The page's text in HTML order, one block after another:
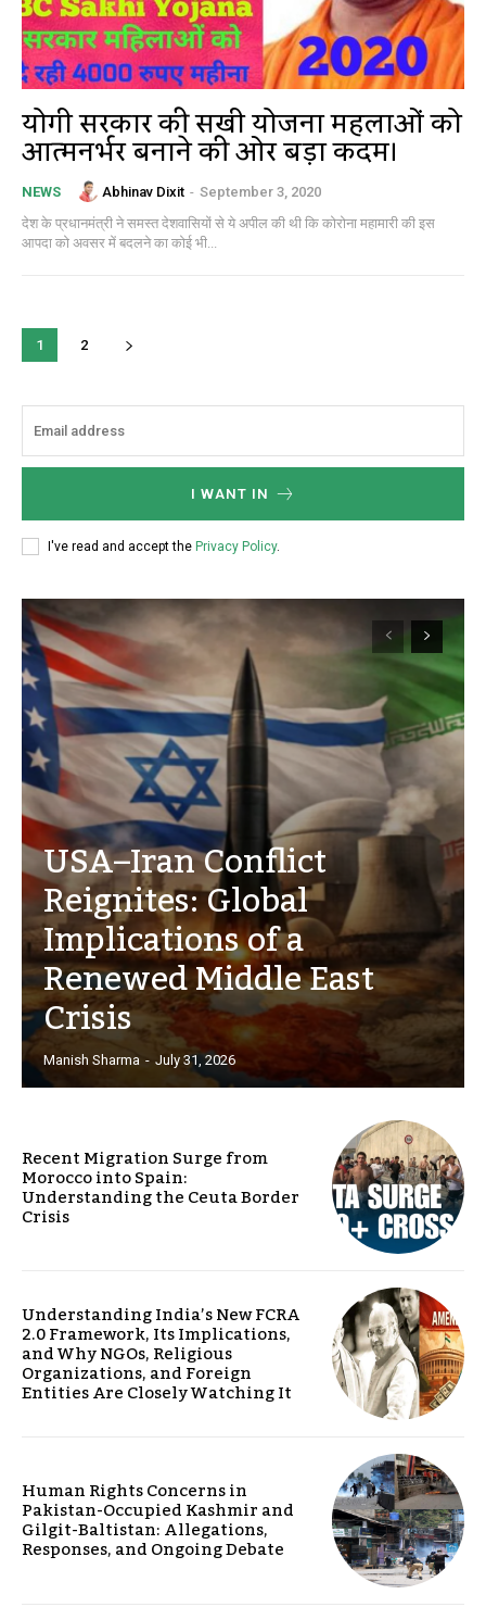
योगी सरकार की सखी योजना महिलाओं को
आत्मनिर्भर बनाने की ओर बड़ा कदम।
NEWS Abhinav Dixit - September 3, 2020
देश के प्रधानमंत्री ने समस्त देशवासियों से ये अपील की थी कि कोरोना महामारी की इस
आपदा को अवसर में बदलने का कोई भी...
1 2
I WANT IN
I've read and accept the Privacy Policy.
USA–Iran Conflict
Reignites: Global
Implications of a
Renewed Middle East
Crisis
Manish Sharma - July 31, 2026
Recent Migration Surge from
Morocco into Spain:
Understanding the Ceuta Border
Crisis
Understanding India’s New FCRA
2.0 Framework, Its Implications,
and Why NGOs, Religious
Organizations, and Foreign
Entities Are Closely Watching It
Human Rights Concerns in
Pakistan-Occupied Kashmir and
Gilgit-Baltistan: Allegations,
Responses, and Ongoing Debate